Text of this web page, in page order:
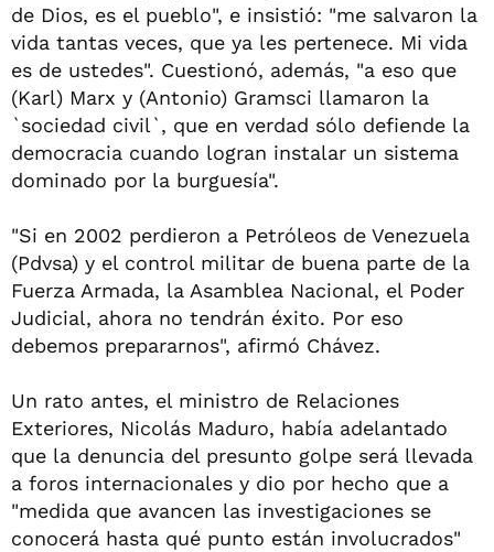
de Dios, es el pueblo", e insistió: "me salvaron la
vida tantas veces, que ya les pertenece. Mi vida
es de ustedes". Cuestionó, además, "a eso que
(Karl) Marx y (Antonio) Gramsci llamaron la
`sociedad civil`, que en verdad sólo defiende la
democracia cuando logran instalar un sistema
dominado por la burguesía".
"Si en 2002 perdieron a Petróleos de Venezuela
(Pdvsa) y el control militar de buena parte de la
Fuerza Armada, la Asamblea Nacional, el Poder
Judicial, ahora no tendrán éxito. Por eso
debemos prepararnos", afirmó Chávez.
Un rato antes, el ministro de Relaciones
Exteriores, Nicolás Maduro, había adelantado
que la denuncia del presunto golpe será llevada
a foros internacionales y dio por hecho que a
"medida que avancen las investigaciones se
conocerá hasta qué punto están involucrados"